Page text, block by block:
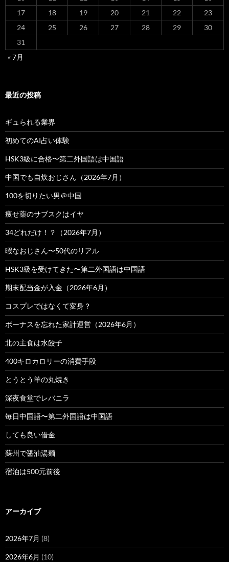
17
18 19 20 21 22
23
24
25 26 27 28 29
30
31
« 7月
最近の投稿
ギュられる業界
初めてのAI占い体験
HSK3級に合格〜第二外国語は中国語
中国でも自炊おじさん（2026年7月）
100を切りたい男＠中国
痩せ薬のサブスクはイヤ
34どれだけ！？（2026年7月）
暇なおじさん〜50代のリアル
HSK3級を受けてきた〜第二外国語は中国語
期末配当金が入金（2026年6月）
コスプレではなくて変身？
ボーナスを忘れた家計運営（2026年6月）
北の主食は水餃子
400キロカロリーの消費手段
とうとう羊の丸焼き
深夜食堂でレバニラ
毎日中国語〜第二外国語は中国語
しても良い借金
蘇州で醤油湯麺
宿泊は500元前後
アーカイブ
2026年7月 (8)
2026年6月 (10)